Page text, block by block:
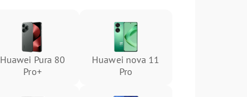
Huawei Pura 80
Pro+
Huawei nova 11
Pro